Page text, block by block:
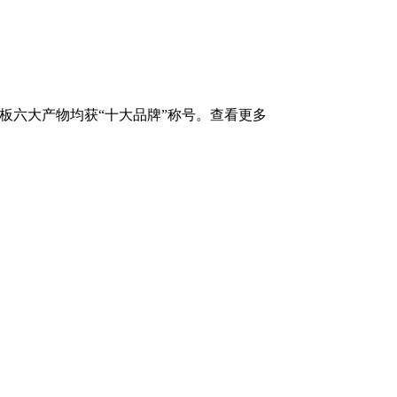
大产物均获“十大品牌”称号。查看更多